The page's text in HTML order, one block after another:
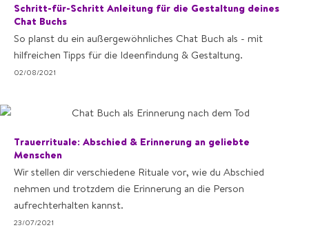
Schritt-für-Schritt Anleitung für die Gestaltung deines
Chat Buchs
So planst du ein außergewöhnliches Chat Buch als - mit
hilfreichen Tipps für die Ideenfindung & Gestaltung.
02/08/2021
Trauerrituale: Abschied & Erinnerung an geliebte
Menschen
Wir stellen dir verschiedene Rituale vor, wie du Abschied
nehmen und trotzdem die Erinnerung an die Person
aufrechterhalten kannst.
23/07/2021